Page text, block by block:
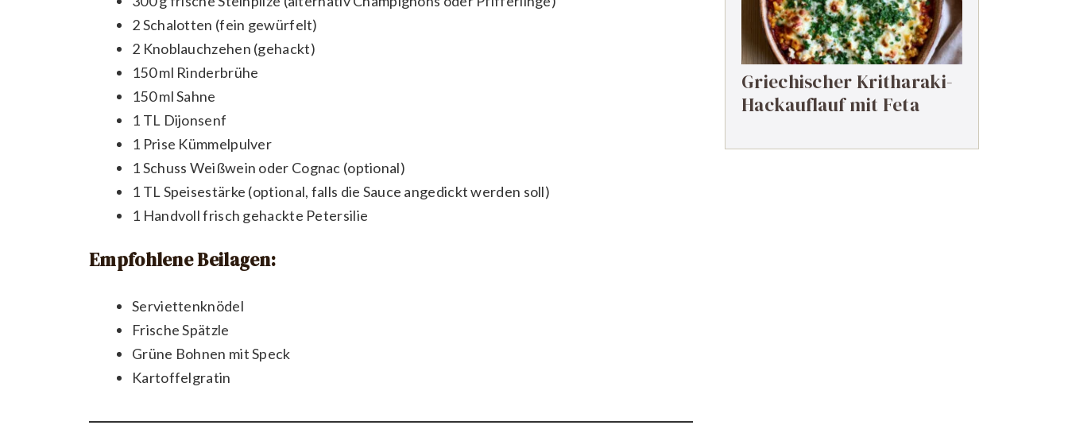
2 Schalotten (fein gewürfelt)
2 Knoblauchzehen (gehackt)
150 ml Rinderbrühe
150 ml Sahne
1 TL Dijonsenf
1 Prise Kümmelpulver
1 Schuss Weißwein oder Cognac (optional)
1 TL Speisestärke (optional, falls die Sauce angedickt werden soll)
1 Handvoll frisch gehackte Petersilie
Empfohlene Beilagen:
Serviettenknödel
Frische Spätzle
Grüne Bohnen mit Speck
Kartoffelgratin
Griechischer Kritharaki-
Hackauflauf mit Feta